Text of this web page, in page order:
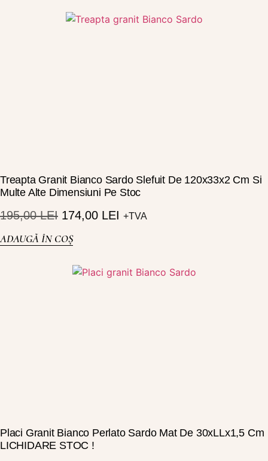
Treapta Granit Bianco Sardo Slefuit De 120x33x2 Cm Si
Multe Alte Dimensiuni Pe Stoc
195,00LEI 174,00 LEI +TVA
ADAUGĂ ÎN COȘ
Placi Granit Bianco Perlato Sardo Mat De 30xLLx1,5 Cm
LICHIDARE STOC !